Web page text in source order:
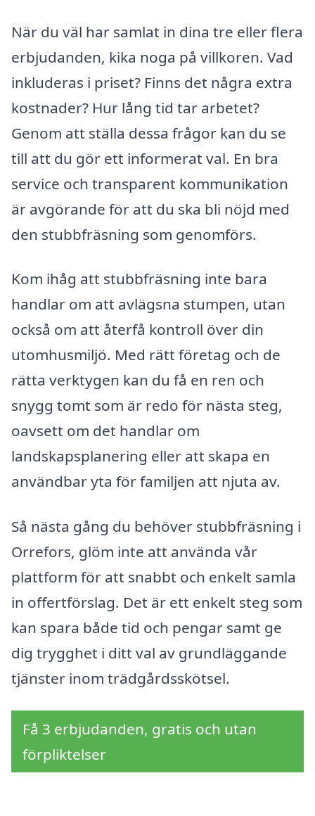
När du väl har samlat in dina tre eller flera
erbjudanden, kika noga på villkoren. Vad
inkluderas i priset? Finns det några extra
kostnader? Hur lång tid tar arbetet?
Genom att ställa dessa frågor kan du se
till att du gör ett informerat val. En bra
service och transparent kommunikation
är avgörande för att du ska bli nöjd med
den stubbfräsning som genomförs.
Kom ihåg att stubbfräsning inte bara
handlar om att avlägsna stumpen, utan
också om att återfå kontroll över din
utomhusmiljö. Med rätt företag och de
rätta verktygen kan du få en ren och
snygg tomt som är redo för nästa steg,
oavsett om det handlar om
landskapsplanering eller att skapa en
användbar yta för familjen att njuta av.
Så nästa gång du behöver stubbfräsning i
Orrefors, glöm inte att använda vår
plattform för att snabbt och enkelt samla
in offertförslag. Det är ett enkelt steg som
kan spara både tid och pengar samt ge
dig trygghet i ditt val av grundläggande
tjänster inom trädgårdsskötsel.
Få 3 erbjudanden, gratis och utan
förpliktelser